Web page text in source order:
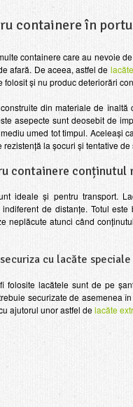
containere în
containere care au nevoie
afară. De aceea, astfel de
și nu produc deteriorări
din materiale de
asepecte sunt deosebit de
umed tot timpul. Aceleași
la șocuri și tentative
containere
ideale și pentru transport.
de distanțe. Totul
neplăcute atunci când
cu lacăte speciale
folosite lacătele sunt de pe
securizate de asemenea
ajutorul unor astfel delacăte